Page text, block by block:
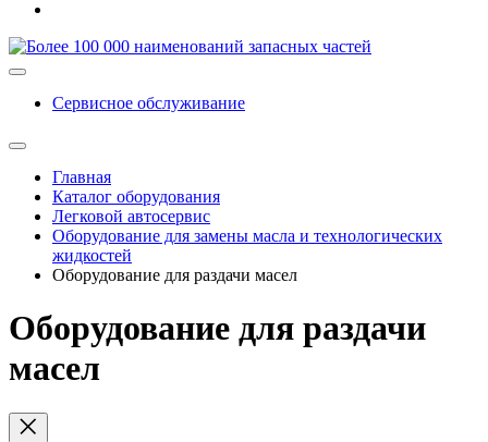
Сервисное обслуживание
Главная
Каталог оборудования
Легковой автосервис
Оборудование для замены масла и технологических
жидкостей
Оборудование для раздачи масел
Оборудование для раздачи
масел